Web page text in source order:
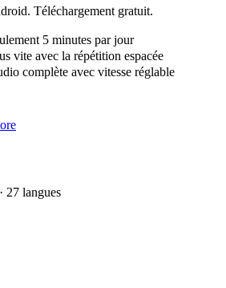
Téléchargement gratuit.
5 minutes par jour
vite avec la répétition espacée
complète avec vitesse réglable
27 langues